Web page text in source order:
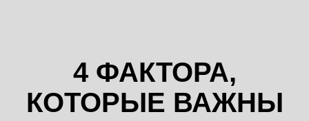
4 ФАКТОРА,
КОТОРЫЕ ВАЖНЫ